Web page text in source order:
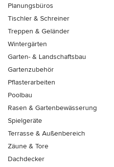
Planungsbüros
Tischler & Schreiner
Treppen & Geländer
Wintergärten
Garten- & Landschaftsbau
Gartenzubehör
Pflasterarbeiten
Poolbau
Rasen & Gartenbewässerung
Spielgeräte
Terrasse & Außenbereich
Zäune & Tore
Dachdecker